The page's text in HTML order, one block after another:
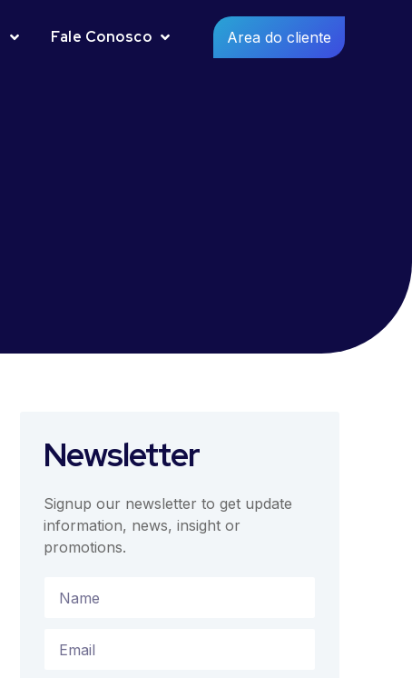
Fale Conosco Area do cliente
Newsletter
Signup our newsletter to get update
information, news, insight or
promotions.